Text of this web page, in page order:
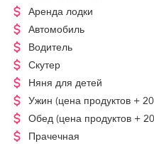
Аренда лодки
Автомобиль
Водитель
Скутер
Няня для детей
Ужин (цена продуктов +
Обед (цена продуктов +
Прачечная